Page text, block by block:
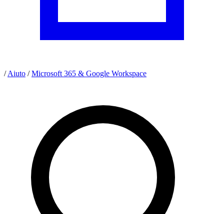
/ Aiuto / Microsoft 365 & Google Workspace